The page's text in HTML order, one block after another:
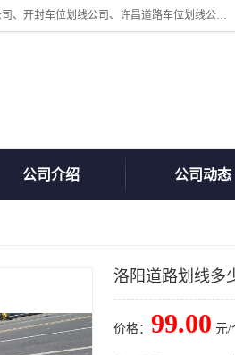
周口中为交通设施工程有限公司是一家洛阳道路划线公司、郑州道路划线公司、平顶山道路车位划线公司、开封车位划线公司、许昌道路车位划线公司、漯河道路车位划线公司，公司始终坚持“诚信、匠心、专注”的宗旨；我们的经营理念是：的服务。
公司介绍 公司动态
洛阳道路划线多
价格： 99.00 元/